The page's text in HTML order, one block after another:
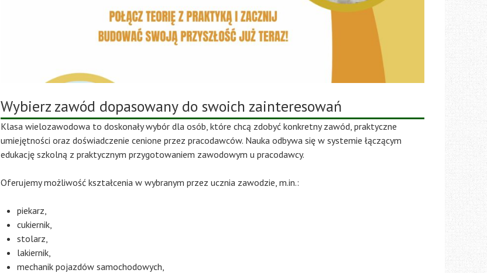
Wybierz zawód dopasowany do swoich zainteresowań
Klasa wielozawodowa to doskonały wybór dla osób, które chcą zdobyć konkretny zawód, praktyczne
umiejętności oraz doświadczenie cenione przez pracodawców. Nauka odbywa się w systemie łączącym
edukację szkolną z praktycznym przygotowaniem zawodowym u pracodawcy.
Oferujemy możliwość kształcenia w wybranym przez ucznia zawodzie, m.in.:
piekarz,
cukiernik,
stolarz,
lakiernik,
mechanik pojazdów samochodowych,